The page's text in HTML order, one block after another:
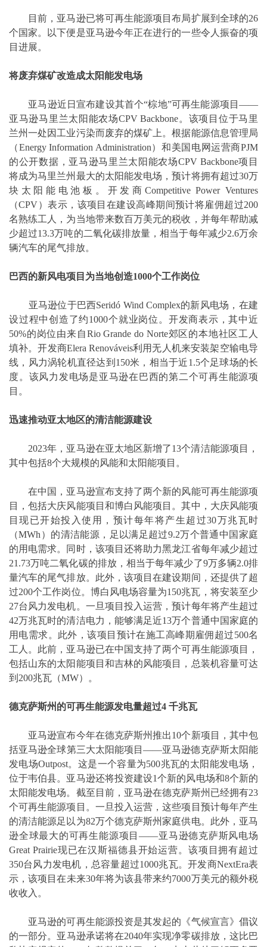
目前，亚马逊已将可再生能源项目布局扩展到全球的26
个国家。以下便是亚马逊今年正在进行的一些令人振奋的项
目进展。
将废弃煤矿改造成太阳能发电场
亚马逊近日宣布建设其首个“棕地”可再生能源项目——
亚马逊马里兰太阳能农场CPV Backbone。该项目位于马里
兰州一处因工业污染而废弃的煤矿上。根据能源信息管理局
（Energy Information Administration）和美国电网运营商PJM
的公开数据，亚马逊马里兰太阳能农场CPV Backbone项目
将成为马里兰州最大的太阳能发电场，预计将拥有超过30万
块太阳能电池板。开发商Competitive Power Ventures
（CPV）表示，该项目在建设高峰期间预计将雇佣超过200
名熟练工人，为当地带来数百万美元的税收，并每年帮助减
少超过13.3万吨的二氧化碳排放量，相当于每年减少2.6万余
辆汽车的尾气排放。
巴西的新风电项目为当地创造1000个工作岗位
亚马逊位于巴西Seridó Wind Complex的新风电场，在建
设过程中创造了约1000个就业岗位。开发商表示，其中近
50%的岗位由来自Rio Grande do Norte郊区的本地社区工人
填补。开发商Elera Renováveis利用无人机来安装架空输电导
线，风力涡轮机直径达到150米，相当于近1.5个足球场的长
度。该风力发电场是亚马逊在巴西的第二个可再生能源项
目。
迅速推动亚太地区的清洁能源建设
2023年，亚马逊在亚太地区新增了13个清洁能源项目，
其中包括8个大规模的风能和太阳能项目。
在中国，亚马逊宣布支持了两个新的风能可再生能源项
目，包括大庆风能项目和博白风能项目。其中，大庆风能项
目现已开始投入使用，预计每年将产生超过30万兆瓦时
（MWh）的清洁能源，足以满足超过9.2万个普通中国家庭
的用电需求。同时，该项目还将助力黑龙江省每年减少超过
21.73万吨二氧化碳的排放，相当于每年减少了9万多辆2.0排
量汽车的尾气排放。此外，该项目在建设期间，还提供了超
过200个工作岗位。博白风电场容量为150兆瓦，将安装至少
27台风力发电机。一旦项目投入运营，预计每年将产生超过
42万兆瓦时的清洁电力，能够满足近13万个普通中国家庭的
用电需求。此外，该项目预计在施工高峰期雇佣超过500名
工人。此前，亚马逊已在中国支持了两个可再生能源项目，
包括山东的太阳能项目和吉林的风能项目，总装机容量可达
到200兆瓦（MW）。
德克萨斯州的可再生能源发电量超过4 千兆瓦
亚马逊宣布今年在德克萨斯州推出10个新项目，其中包
括亚马逊全球第三大太阳能项目——亚马逊德克萨斯太阳能
发电场Outpost。这是一个容量为500兆瓦的太阳能发电场，
位于韦伯县。亚马逊还将投资建设1个新的风电场和8个新的
太阳能发电场。截至目前，亚马逊在德克萨斯州已经拥有23
个可再生能源项目。一旦投入运营，这些项目预计每年产生
的清洁能源足以为82万个德克萨斯州家庭供电。此外，亚马
逊全球最大的可再生能源项目——亚马逊德克萨斯风电场
Great Prairie现已在汉斯福德县开始运营。该项目拥有超过
350台风力发电机，总容量超过1000兆瓦。开发商NextEra表
示，该项目在未来30年将为该县带来约7000万美元的额外税
收收入。
亚马逊的可再生能源投资是其发起的《气候宣言》倡议
的一部分。亚马逊承诺将在2040年实现净零碳排放，这比巴